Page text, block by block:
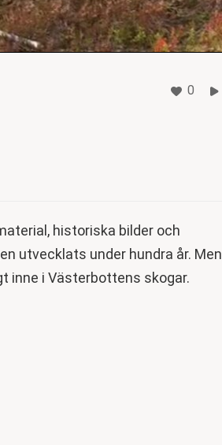
0
historiska bilder och
utvecklats under hundra år. Men
inne i Västerbottens skogar.